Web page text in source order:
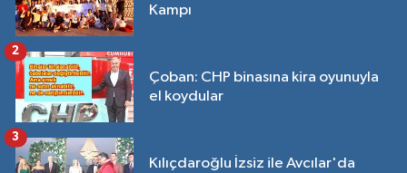
Kampı
Çoban: CHP binasına kira oyunuyla
el koydular
2
Kılıçdaroğlu İzsiz ile Avcılar'da
3